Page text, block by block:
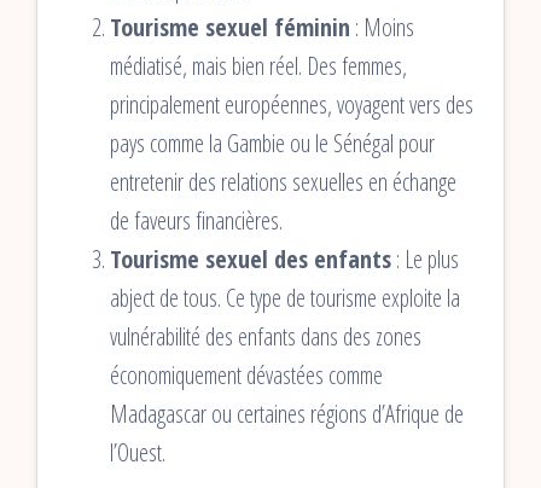
Tourisme sexuel féminin : Moins
médiatisé, mais bien réel. Des femmes,
principalement européennes, voyagent vers des
pays comme la Gambie ou le Sénégal pour
entretenir des relations sexuelles en échange
de faveurs financières.
Tourisme sexuel des enfants: Le plus
abject de tous. Ce type de tourisme exploite la
vulnérabilité des enfants dans des zones
économiquement dévastées comme
Madagascar ou certaines régions d’Afrique de
l’Ouest.